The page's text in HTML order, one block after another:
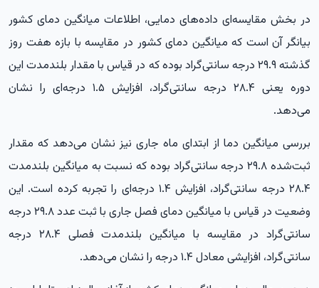
در بخش مقایسه‌ای داده‌های دمایی، اطلاعات میانگین دمای کشور
بیانگر آن است که میانگین دمای کشور در مقایسه با بازه هفت روز
گذشته ۲۹.۹ درجه سانتی‌گراد بوده که در قیاس با مقدار بلندمدت این
دوره یعنی ۲۸.۴ درجه سانتی‌گراد، افزایش ۱.۵ درجه‌ای را نشان
می‌دهد.
بررسی میانگین دما از ابتدای ماه جاری نیز نشان می‌دهد که مقدار
ثبت‌شده ۲۹.۸ درجه سانتی‌گراد بوده که نسبت به میانگین بلندمدت
۲۸.۴ درجه سانتی‌گراد، افزایش ۱.۴ درجه‌ای را تجربه کرده است. این
وضعیت در قیاس با میانگین دمای فصل جاری با ثبت عدد ۲۹.۸ درجه
سانتی‌گراد در مقایسه با میانگین بلندمدت فصلی ۲۸.۴ درجه
سانتی‌گراد، افزایشی معادل ۱.۴ درجه را نشان می‌دهد.